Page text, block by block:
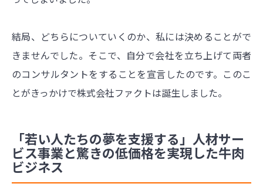
結局、どちらについていくのか、私には決めることがで
きませんでした。そこで、自分で会社を立ち上げて両者
のコンサルタントをすることを宣言したのです。このこ
とがきっかけで株式会社ファクトは誕生しました。
「若い人たちの夢を支援する」人材サー
ビス事業と驚きの低価格を実現した牛肉
ビジネス